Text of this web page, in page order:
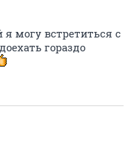
могу встретиться с
гораздо